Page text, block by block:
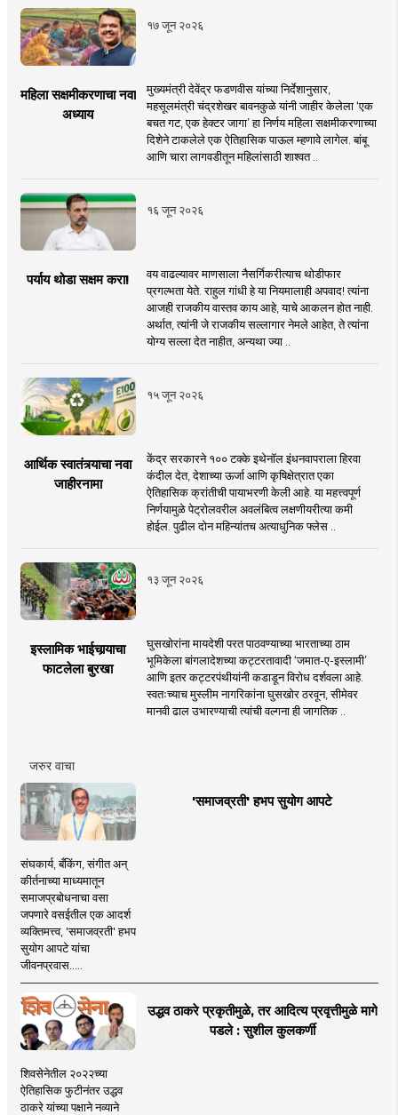
१७ जून २०२६
महिला सक्षमीकरणाचा नवा
अध्याय
मुख्यमंत्री देवेंद्र फडणवीस यांच्या निर्देशानुसार,
महसूलमंत्री चंद्रशेखर बावनकुळे यांनी जाहीर केलेला ‘एक
बचत गट, एक हेक्टर जागा’ हा निर्णय महिला सक्षमीकरणाच्या
दिशेने टाकलेले एक ऐतिहासिक पाऊल म्हणावे लागेल. बांबू
आणि चारा लागवडीतून महिलांसाठी शाश्वत ..
१६ जून २०२६
पर्याय थोडा सक्षम करा!
वय वाढल्यावर माणसाला नैसर्गिकरीत्याच थोडीफार
प्रगल्भता येते. राहुल गांधी हे या नियमालाही अपवाद! त्यांना
आजही राजकीय वास्तव काय आहे, याचे आकलन होत नाही.
अर्थात, त्यांनी जे राजकीय सल्लागार नेमले आहेत, ते त्यांना
योग्य सल्ला देत नाहीत, अन्यथा ज्या ..
१५ जून २०२६
आर्थिक स्वातंत्र्याचा नवा
जाहीरनामा
केंद्र सरकारने १०० टक्के इथेनॉल इंधनवापराला हिरवा
कंदील देत, देशाच्या ऊर्जा आणि कृषिक्षेत्रात एका
ऐतिहासिक क्रांतीची पायाभरणी केली आहे. या महत्त्वपूर्ण
निर्णयामुळे पेट्रोलवरील अवलंबित्व लक्षणीयरीत्या कमी
होईल. पुढील दोन महिन्यांतच अत्याधुनिक फ्लेस ..
१३ जून २०२६
इस्लामिक भाईचार्‍याचा
फाटलेला बुरखा
घुसखोरांना मायदेशी परत पाठवण्याच्या भारताच्या ठाम
भूमिकेला बांगलादेशच्या कट्टरतावादी ‘जमात-ए-इस्लामी’
आणि इतर कट्टरपंथीयांनी कडाडून विरोध दर्शवला आहे.
स्वतःच्याच मुस्लीम नागरिकांना घुसखोर ठरवून, सीमेवर
मानवी ढाल उभारण्याची त्यांची वल्गना ही जागतिक ..
जरुर वाचा
'समाजव्रती' हभप सुयोग आपटे
संघकार्य, बँकिंग, संगीत अन्
कीर्तनाच्या माध्यमातून
समाजप्रबोधनाचा वसा
जपणारे वसईतील एक आदर्श
व्यक्तिमत्त्व, 'समाजव्रती' हभप
सुयोग आपटे यांचा
जीवनप्रवास.....
उद्धव ठाकरे प्रकृतीमुळे, तर आदित्य प्रवृत्तीमुळे मागे
पडले : सुशील कुलकर्णी
शिवसेनेतील २०२२च्या
ऐतिहासिक फुटीनंतर उद्धव
ठाकरे यांच्या पक्षाने नव्याने